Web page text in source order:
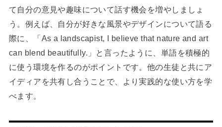
て自分の意見や趣味について話す機会を増やしましょ
う。例えば、自分が好きな風景やデザインについて語る
際に、「As a landscapist, I believe that nature and art
can blend beautifully.」と言ったように、単語を積極的
に使う環境を作るのがポイントです。他の生徒と共にア
イディアを共有し合うことで、より実践的な使い方を学
べます。